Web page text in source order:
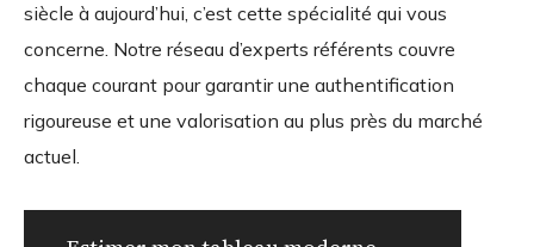
siècle à aujourd’hui, c’est cette spécialité qui vous
concerne. Notre réseau d’experts référents couvre
chaque courant pour garantir une authentification
rigoureuse et une valorisation au plus près du marché
actuel.